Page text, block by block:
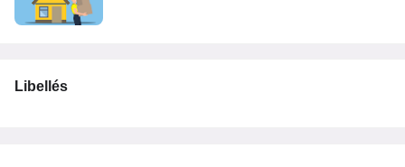
Libellés